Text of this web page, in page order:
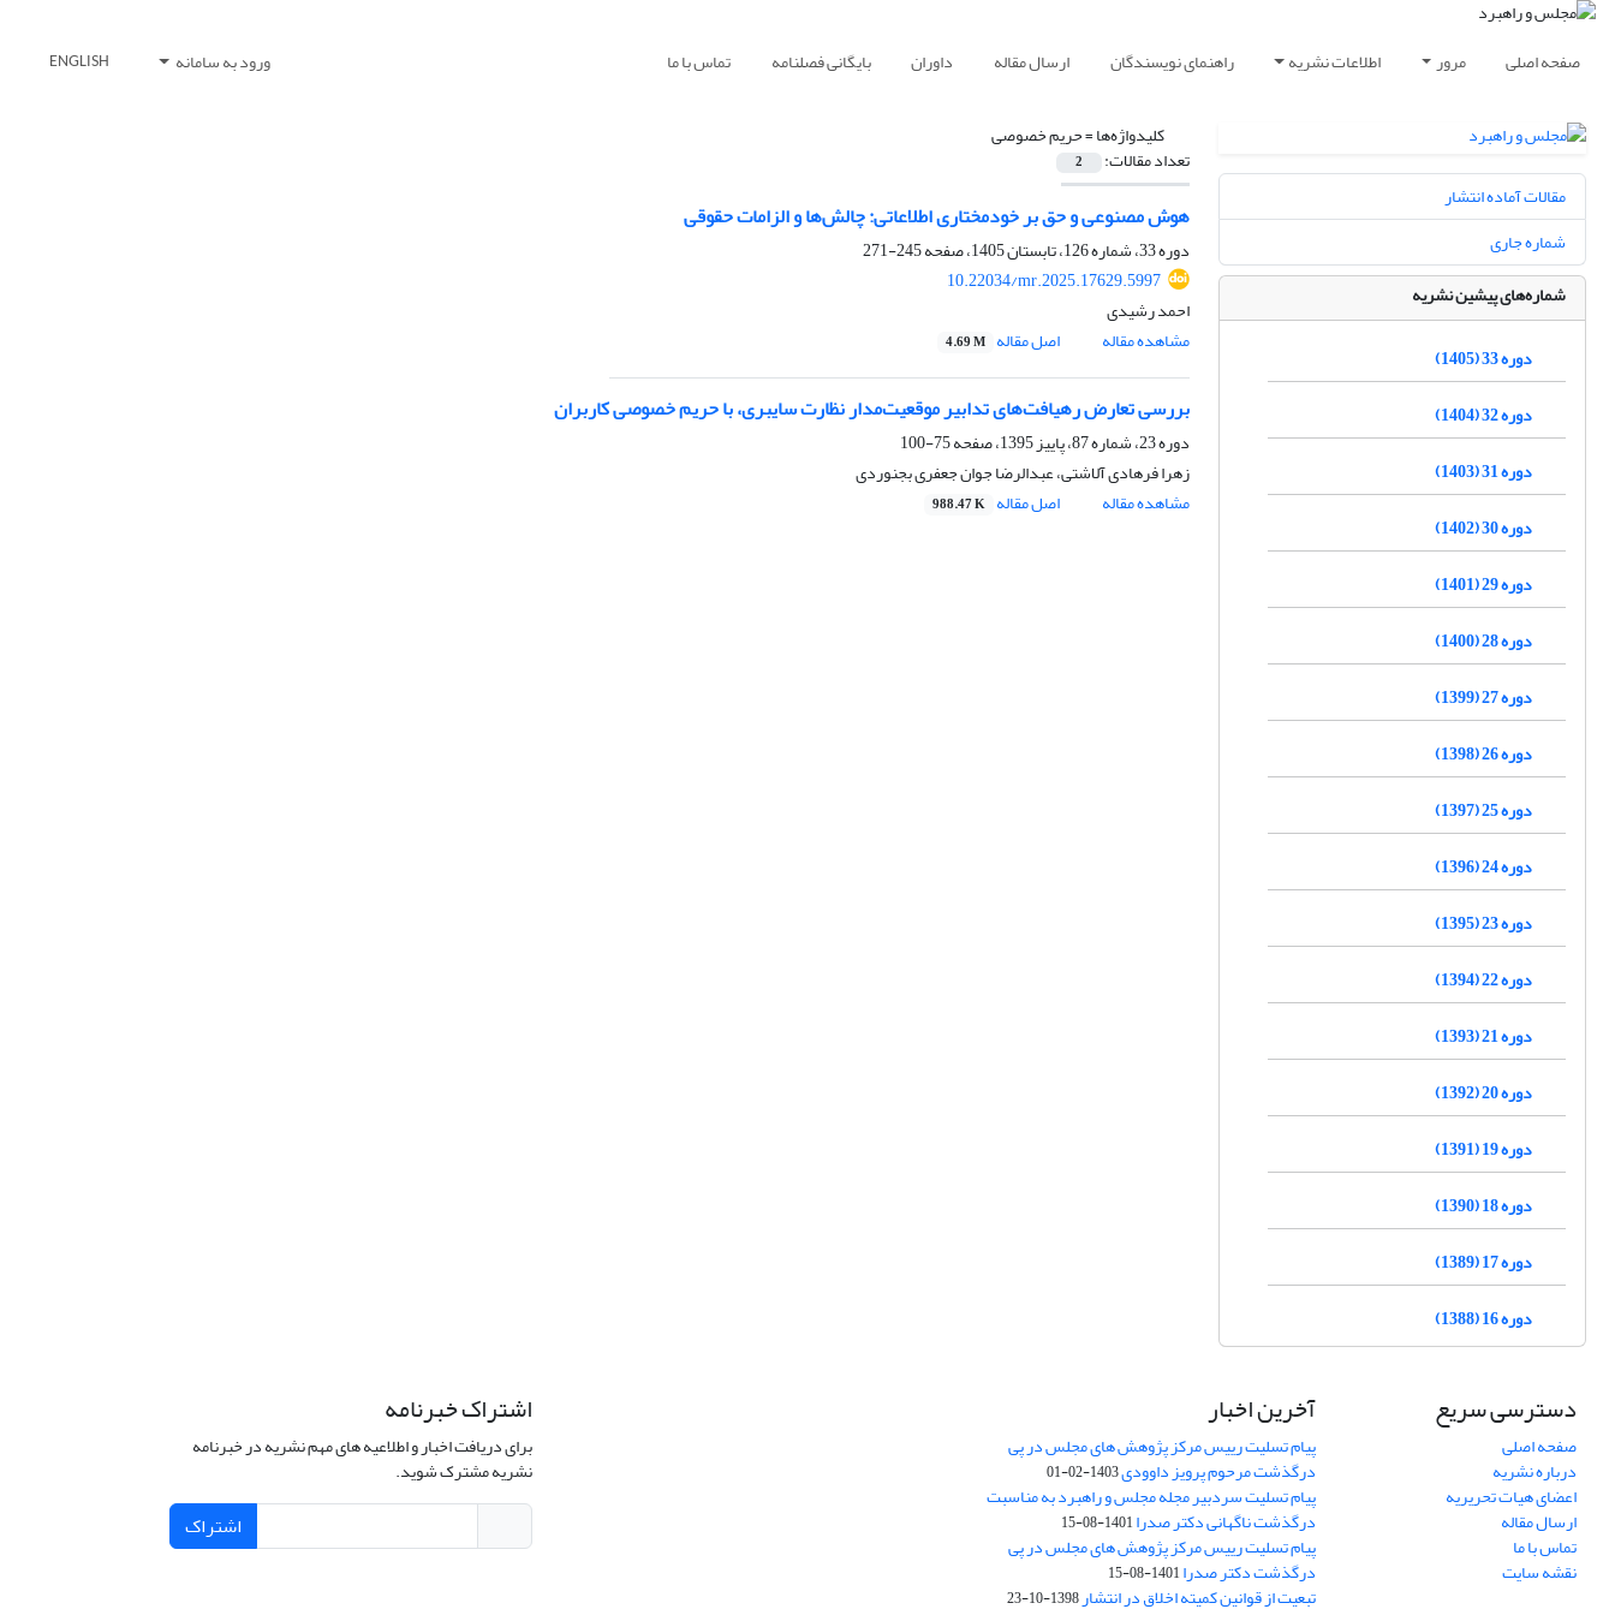
صفحه اصلی مرور اطلاعات نشریه راهنمای نویسندگان ارسال مقاله داوران بایگانی فصلنامه تماس با ما ورود به سامانه ENGLISH
کلیدواژه‌ها =حریم خصوصی
تعداد مقالات: 2
هوش مصنوعی و حق بر خودمختاری اطلاعاتی: چالش‌ها و الزامات حقوقی
دوره 33، شماره 126، تابستان 1405، صفحه
245-271
10.22034/mr.2025.17629.5997
احمد رشیدی
مشاهده مقاله
اصل مقاله 4.69 M
بررسی تعارض رهیافت‌های تدابیر موقعیت‌مدار نظارت سایبری، با حریم خصوصی کاربران
دوره 23، شماره 87، پاییز 1395، صفحه
75-100
زهرا فرهادی آلاشتی، عبدالرضا جوان جعفری بجنوردی
مشاهده مقاله
اصل مقاله 988.47 K
مقالات آماده انتشار
شماره جاری
شماره‌های پیشین نشریه
دوره 33 (1405)
دوره 32 (1404)
دوره 31 (1403)
دوره 30 (1402)
دوره 29 (1401)
دوره 28 (1400)
دوره 27 (1399)
دوره 26 (1398)
دوره 25 (1397)
دوره 24 (1396)
دوره 23 (1395)
دوره 22 (1394)
دوره 21 (1393)
دوره 20 (1392)
دوره 19 (1391)
دوره 18 (1390)
دوره 17 (1389)
دوره 16 (1388)
دسترسی سریع
صفحه اصلی
درباره نشریه
اعضای هیات تحریریه
ارسال مقاله
تماس با ما
نقشه سایت
آخرین اخبار
پیام تسلیت رییس مرکز پژوهش های مجلس در پی
درگذشت مرحوم پرویز داوودی1403-02-01
پیام تسلیت سردبیر مجله مجلس و راهبرد به مناسبت
درگذشت ناگهانی دکتر صدرا1401-08-15
پیام تسلیت رییس مرکز پژوهش های مجلس در پی
درگذشت دکتر صدرا1401-08-15
تبعیت از قوانین کمیته اخلاق در انتشار1398-10-23
اشتراک خبرنامه
برای دریافت اخبار و اطلاعیه های مهم نشریه در خبرنامه
نشریه مشترک شوید.
اشتراک